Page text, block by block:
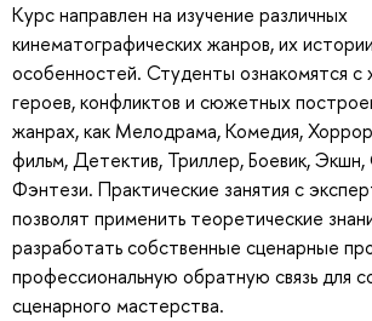
Курс направлен на изучение различных
кинематографических жанров, их
особенностей. Студенты ознакомятся с
героев, конфликтов и сюжетных
жанрах, как Мелодрама, Комедия,
фильм, Детектив, Триллер, Боевик, Экшн,
Фэнтези. Практические занятия с
позволят применить теоретические
разработать собственные сценарные
профессиональную обратную связь для
сценарного мастерства.